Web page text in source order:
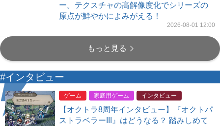
ー。テクスチャの高解像度化でシリーズの
原点が鮮やかによみがえる！
2026-08-01 12:00
もっと見る
#インタビュー
ゲーム 家庭用ゲーム インタビュー
【オクトラ8周年インタビュー】『オクトパ
ストラベラーIII』はどうなる？ 踏みしめて